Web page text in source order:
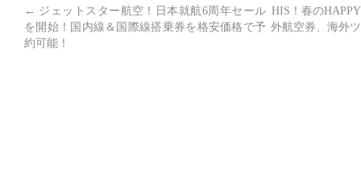
← ジェットスター航空！日本就航6周年セール
を開始！国内線＆国際線搭乗券を格安価格で予
約可能！
HIS！春の
外航空券、海外